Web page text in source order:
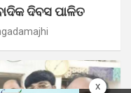
x
ଦିବସ ପାଳିତ